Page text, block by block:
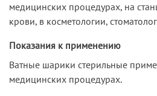
медицинских процедурах, на
крови, в косметологии,
Показания к применению
Ватные шарики стерильные
медицинских процедурах.